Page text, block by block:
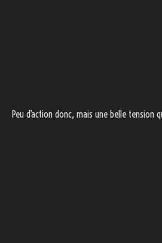
Peu d’action donc, mais une belle tension